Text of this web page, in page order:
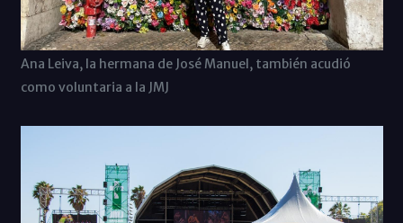
Ana Leiva, la hermana de José Manuel, también acudió
como voluntaria a la JMJ